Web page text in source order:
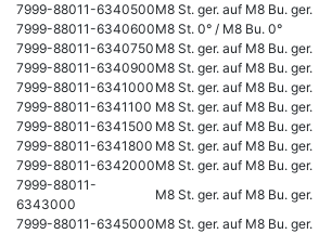
7999-88011-6340500M8 St. ger. auf M8 Bu. ger.
7999-88011-6340600M8 St. 0° / M8 Bu. 0°
7999-88011-6340750 M8 St. ger. auf M8 Bu. ger.
7999-88011-6340900M8 St. ger. auf M8 Bu. ger.
7999-88011-6341000 M8 St. ger. auf M8 Bu. ger.
7999-88011-6341100 M8 St. ger. auf M8 Bu. ger.
7999-88011-6341500 M8 St. ger. auf M8 Bu. ger.
7999-88011-6341800 M8 St. ger. auf M8 Bu. ger.
7999-88011-6342000M8 St. ger. auf M8 Bu. ger.
7999-88011-
6343000
M8 St. ger. auf M8 Bu. ger.
7999-88011-6345000M8 St. ger. auf M8 Bu. ger.